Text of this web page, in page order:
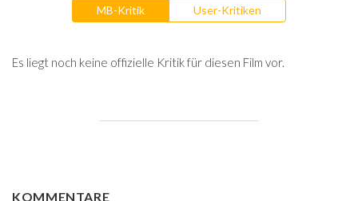
MB-Kritik User-Kritiken
Es liegt noch keine offizielle Kritik für diesen Film vor.
KOMMENTARE